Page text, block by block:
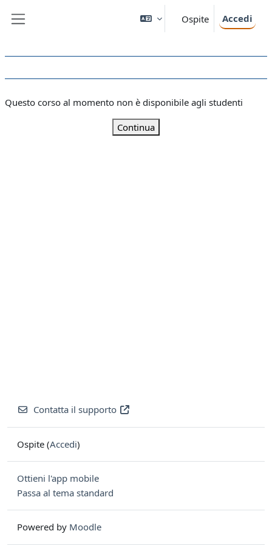
Ospite Accedi
Questo corso al momento non è disponibile agli studenti
Continua
Contatta il supporto
Ospite (Accedi)
Ottieni l'app mobile
Passa al tema standard
Powered by Moodle